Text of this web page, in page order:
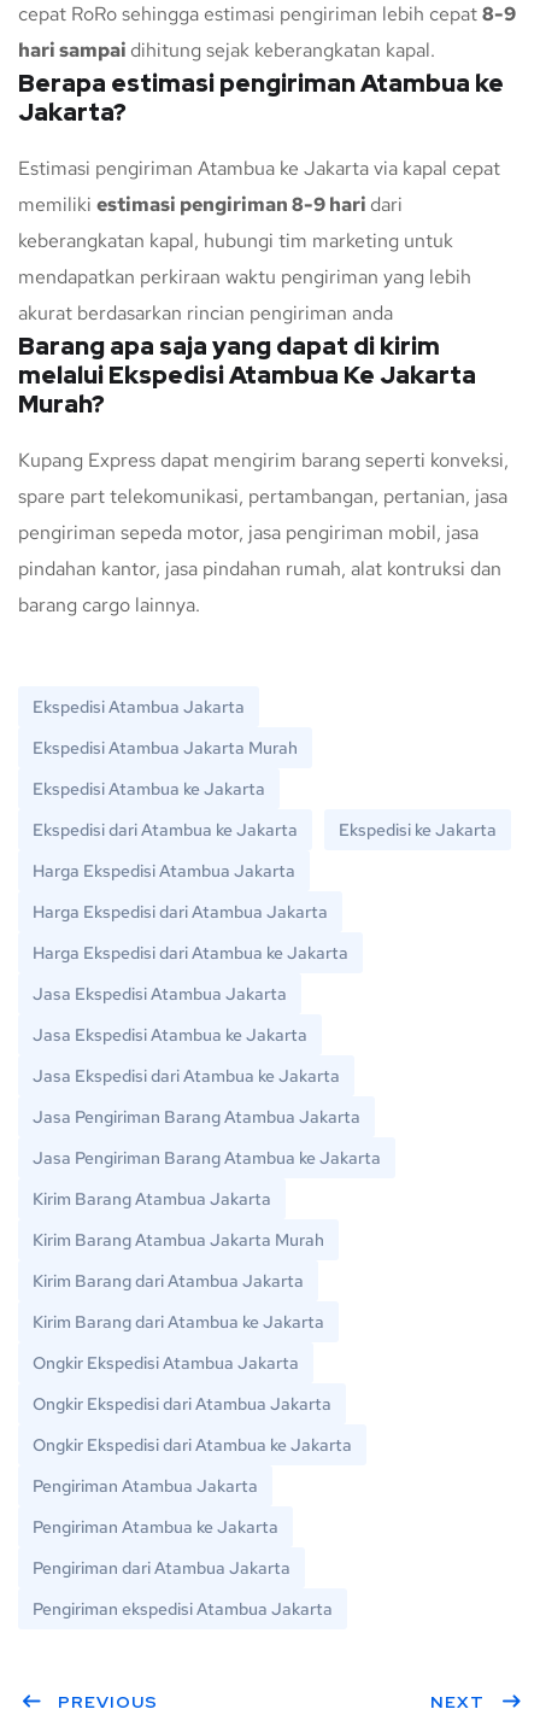
cepat RoRo sehingga estimasi pengiriman lebih cepat8-9
hari sampai dihitung sejak keberangkatan kapal.
Berapa estimasi pengiriman Atambua ke
Jakarta?
Estimasi pengiriman Atambua ke Jakarta via kapal cepat
memiliki estimasi pengiriman 8-9 hari dari
keberangkatan kapal, hubungi tim marketing untuk
mendapatkan perkiraan waktu pengiriman yang lebih
akurat berdasarkan rincian pengiriman anda
Barang apa saja yang dapat di kirim
melalui Ekspedisi Atambua Ke Jakarta
Murah?
Kupang Express dapat mengirim barang seperti konveksi,
spare part telekomunikasi, pertambangan, pertanian, jasa
pengiriman sepeda motor, jasa pengiriman mobil, jasa
pindahan kantor, jasa pindahan rumah, alat kontruksi dan
barang cargo lainnya.
Ekspedisi Atambua Jakarta
Ekspedisi Atambua Jakarta Murah
Ekspedisi Atambua ke Jakarta
Ekspedisi dari Atambua ke Jakarta
Ekspedisi ke Jakarta
Harga Ekspedisi Atambua Jakarta
Harga Ekspedisi dari Atambua Jakarta
Harga Ekspedisi dari Atambua ke Jakarta
Jasa Ekspedisi Atambua Jakarta
Jasa Ekspedisi Atambua ke Jakarta
Jasa Ekspedisi dari Atambua ke Jakarta
Jasa Pengiriman Barang Atambua Jakarta
Jasa Pengiriman Barang Atambua ke Jakarta
Kirim Barang Atambua Jakarta
Kirim Barang Atambua Jakarta Murah
Kirim Barang dari Atambua Jakarta
Kirim Barang dari Atambua ke Jakarta
Ongkir Ekspedisi Atambua Jakarta
Ongkir Ekspedisi dari Atambua Jakarta
Ongkir Ekspedisi dari Atambua ke Jakarta
Pengiriman Atambua Jakarta
Pengiriman Atambua ke Jakarta
Pengiriman dari Atambua Jakarta
Pengiriman ekspedisi Atambua Jakarta
PREVIOUS NEXT